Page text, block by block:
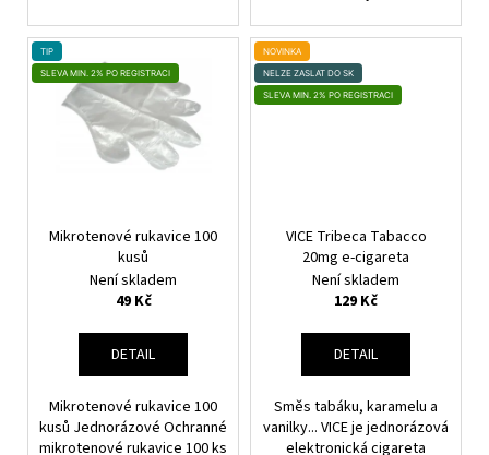
TIP
SLEVA MIN. 2% PO REGISTRACI
Mikrotenové rukavice 100
kusů
Není skladem
49 Kč
DETAIL
Mikrotenové rukavice 100
kusů Jednorázové Ochranné
mikrotenové rukavice 100 ks
NOVINKA
NELZE ZASLAT DO SK
SLEVA MIN. 2% PO REGISTRACI
VICE Tribeca Tabacco
20mg e-cigareta
Není skladem
129 Kč
DETAIL
Směs tabáku, karamelu a
vanilky... VICE je jednorázová
elektronická cigareta
r
u
č
u
Původně: